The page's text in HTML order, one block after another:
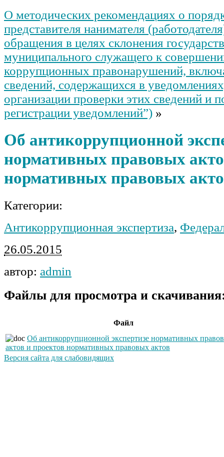
О методических рекомендациях о
представителя нанимателя
обращения в целях склонения
муниципального служащего к
коррупционных правонарушений,
сведений, содержащихся в
организации проверки этих сведений и
регистрации уведомлений”) »
Об антикоррупционной
нормативных правовых
нормативных правовых
Категории:
Антикоррупционная экспертиза,
26.05.2015
автор: admin
Файлы для просмотра и
Файл
Об антикоррупционной экспертизе нормативных
актов и проектов нормативных правовых актов
Версия сайта для слабовидящих